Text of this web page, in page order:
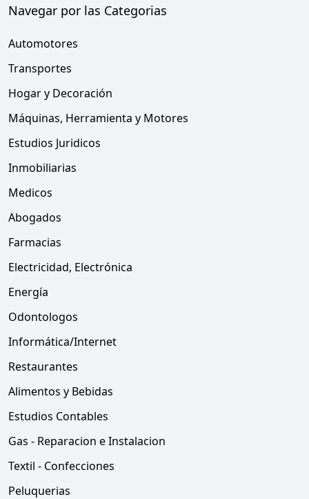
Navegar por las Categorias
Automotores
Transportes
Hogar y Decoración
Máquinas, Herramienta y Motores
Estudios Juridicos
Inmobiliarias
Medicos
Abogados
Farmacias
Electricidad, Electrónica
Energía
Odontologos
Informática/Internet
Restaurantes
Alimentos y Bebidas
Estudios Contables
Gas - Reparacion e Instalacion
Textil - Confecciones
Peluquerias